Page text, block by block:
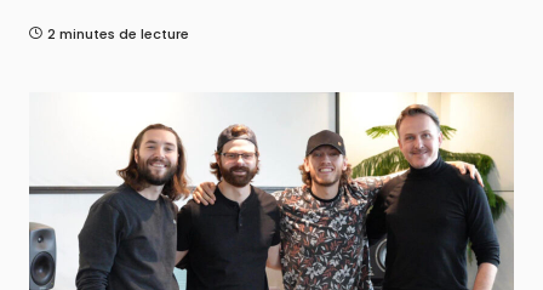
2 minutes de lecture